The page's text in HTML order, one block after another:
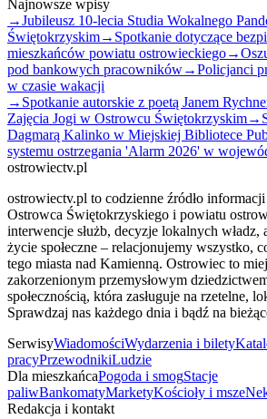
Najnowsze wpisy
→Jubileusz 10-lecia Studia Wokalnego
Świętokrzyskim→ Spotkanie dotyczące
mieszkańców powiatu ostrowieckiego→
pod bankowych pracowników→Policjanci
w czasie wakacji
→ Spotkanie autorskie z poetą Janem
Zajęcia Jogi w Ostrowcu Świętokrzyskim→
Dagmarą Kalinko w Miejskiej Bibliotece
systemu ostrzegania 'Alarm 2026' w
ostrowiectv.pl
ostrowiectv.pl to codzienne źródło
Ostrowca Świętokrzyskiego i powiatu
interwencje służb, decyzje lokalnych władz,
życie społeczne – relacjonujemy wszystko,
tego miasta nad Kamienną. Ostrowiec to
zakorzenionym przemysłowym
społecznością, która zasługuje na rzetelne,
Sprawdzaj nas każdego dnia i bądź na
SerwisyWiadomościWydarzenia i bilety
pracyPrzewodnikiLudzie
Dla mieszkańcaPogoda i smogStacje
paliwBankomatyMarketyKościoły i msze
Redakcja i kontakt